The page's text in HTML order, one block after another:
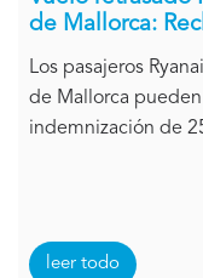
de Mallorca:
Los pasajeros
de Mallorca
indemnización de
leer todo